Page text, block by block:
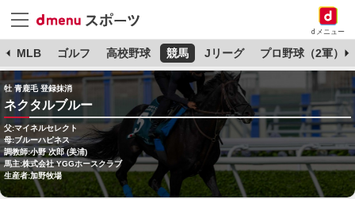
dメニュー
MLB ゴルフ 高校野球 競馬 Jリーグ プロ野球（2軍）
牡 青鹿毛 登録抹消
ネクタルブルー
父:マイネルセレクト
母:ブルーハピネス
調教師:小野 次郎 (美浦)
馬主:株式会社 YGGホースクラブ
生産者:加野牧場